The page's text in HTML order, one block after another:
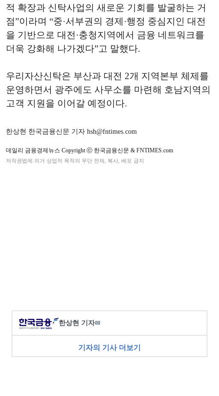
적 확장과 신탁사업의 새로운 기회를 발굴하는 거
점”이라며 “중·서부권의 경제·행정 중심지인 대전
을 기반으로 대전·충청지역에서 금융 네트워크를
더욱 강화해 나가겠다”고 말했다.
우리자산신탁은 부산과 대전 2개 지역본부 체제를
운영하면서 광주에도 사무소를 마련해 호남지역의
고객 지원을 이어갈 예정이다.
한상현 한국금융신문 기자 hsh@fntimes.com
데일리 금융경제뉴스 Copyright ⓒ 한국금융신문 & FNTIMES.com
저작권법에 의거 상업적 목적의 무단 전재, 복사, 배포 금지
한상현 기자✉
기자의 기사 더보기